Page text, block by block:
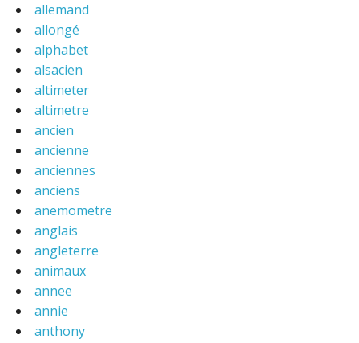
allemand
allongé
alphabet
alsacien
altimeter
altimetre
ancien
ancienne
anciennes
anciens
anemometre
anglais
angleterre
animaux
annee
annie
anthony